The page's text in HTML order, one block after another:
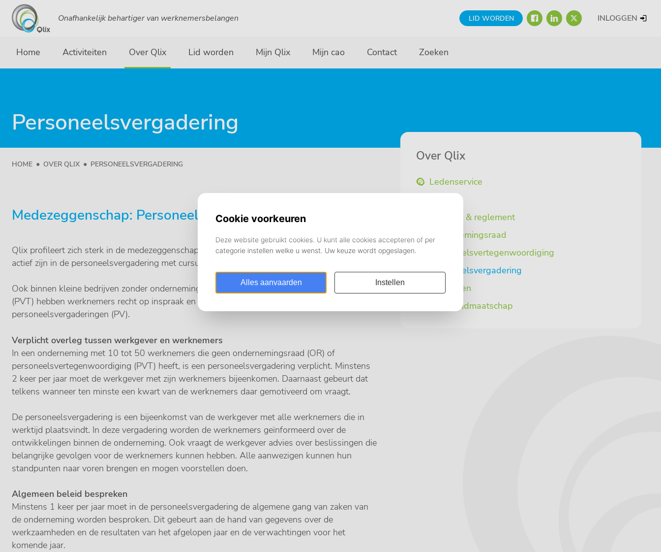
LID WORDEN FACEBOOK
LINKEDINTWITTER
INLOGGEN
Onafhankelijk behartiger van werknemersbelangen
Home Activiteiten Over Qlix Lid worden Mijn Qlix Mijn cao Contact Zoeken
HOME OVER QLIX PERSONEELSVERGADERING
Personeelsvergadering
Medezeggenschap: Personeelsvergadering
Qlix profileert zich sterk in de medezeggenschap en begeleidt en ondersteunt kaderleden die
actief zijn in de personeelsvergadering met cursussen of het organiseren van themadagen.
Ook binnen kleine bedrijven zonder ondernemingsraad (OR) of personeelsvertegenwoordiging
(PVT) hebben werknemers recht op inspraak en informatie. Dat gebeurt tijdens
personeelsvergaderingen (PV).
Verplicht overleg tussen werkgever en werknemers
In een onderneming met 10 tot 50 werknemers die geen ondernemingsraad (OR) of
personeelsvertegenwoordiging (PVT) heeft, is een personeelsvergadering verplicht. Minstens
2 keer per jaar moet de werkgever met zijn werknemers bijeenkomen. Daarnaast gebeurt dat
telkens wanneer ten minste een kwart van de werknemers daar gemotiveerd om vraagt.
De personeelsvergadering is een bijeenkomst van de werkgever met alle werknemers die in
werktijd plaatsvindt. In deze vergadering worden de werknemers geïnformeerd over de
ontwikkelingen binnen de onderneming. Ook vraagt de werkgever advies over beslissingen die
belangrijke gevolgen voor de werknemers kunnen hebben. Alle aanwezigen kunnen hun
standpunten naar voren brengen en mogen voorstellen doen.
Algemeen beleid bespreken
Minstens 1 keer per jaar moet in de personeelsvergadering de algemene gang van zaken van
de onderneming worden besproken. Dit gebeurt aan de hand van gegevens over de
werkzaamheden en de resultaten van het afgelopen jaar en de verwachtingen voor het
komende jaar.
Over Qlix
Ledenservice
Statuten & reglement
Ondernemingsraad
Personeelsvertegenwoordiging
Personeelsvergadering
Opzeggen
Kosten lidmaatschap